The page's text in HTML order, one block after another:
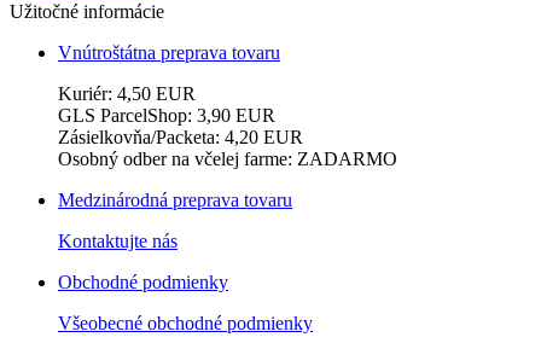
Užitočné informácie
Vnútroštátna preprava tovaru
Kuriér: 4,50 EUR
GLS ParcelShop: 3,90 EUR
Zásielkovňa/Packeta: 4,20 EUR
Osobný odber na včelej farme: ZADARMO
Medzinárodná preprava tovaru
Kontaktujte nás
Obchodné podmienky
Všeobecné obchodné podmienky